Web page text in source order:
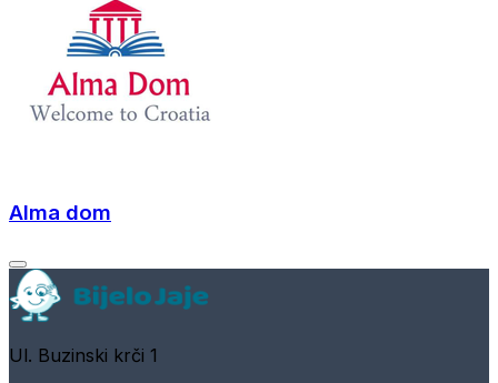
Alma dom
Ul. Buzinski krči 1